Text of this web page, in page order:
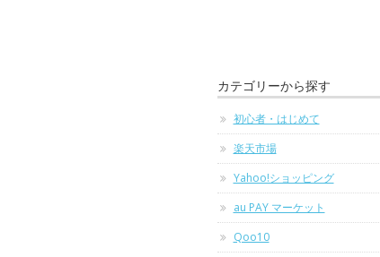
カテゴリーから探す
初心者・はじめて
楽天市場
Yahoo!ショッピング
au PAY マーケット
Qoo10